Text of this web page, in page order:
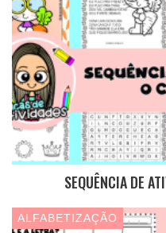
SEQUÊNCIA DE
ALFABETIZAÇÃO